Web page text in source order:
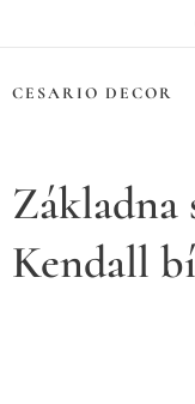
CESARIO DECOR
Kendall